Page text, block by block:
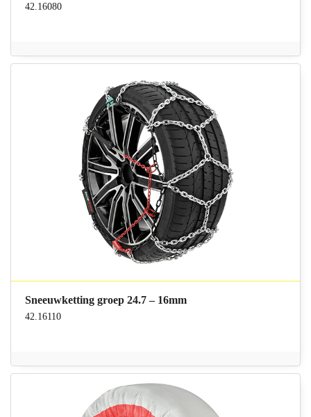
42.16080
Sneeuwketting groep 24.7 – 16mm
42.16110